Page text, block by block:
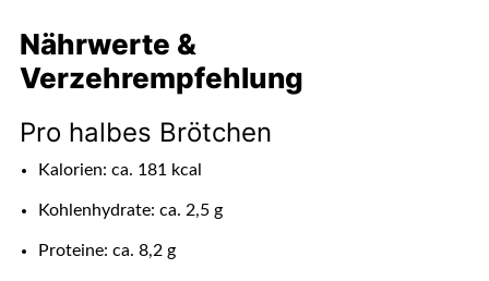
Nährwerte &
Verzehrempfehlung
Pro halbes Brötchen
Kalorien: ca. 181 kcal
Kohlenhydrate: ca. 2,5 g
Proteine: ca. 8,2 g